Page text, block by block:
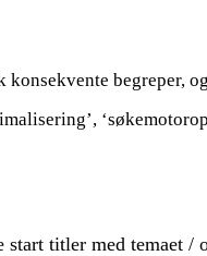
begreper,
titler med temaet /